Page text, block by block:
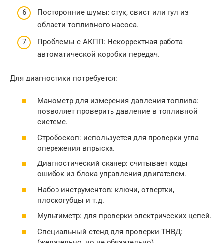
Посторонние шумы: стук, свист или гул из
области топливного насоса.
Проблемы с АКПП: Некорректная работа
автоматической коробки передач.
Для диагностики потребуется:
Манометр для измерения давления топлива:
позволяет проверить давление в топливной
системе.
Стробоскоп: используется для проверки угла
опережения впрыска.
Диагностический сканер: считывает коды
ошибок из блока управления двигателем.
Набор инструментов: ключи, отвертки,
плоскогубцы и т.д.
Мультиметр: для проверки электрических цепей.
Специальный стенд для проверки ТНВД: